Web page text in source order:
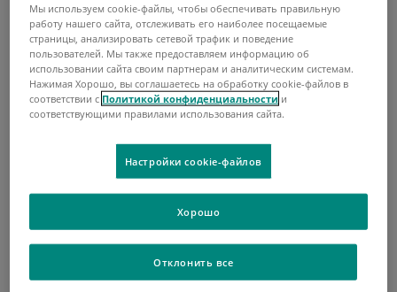
Мы используем cookie-файлы, чтобы обеспечивать правильную
работу нашего сайта, отслеживать его наиболее посещаемые
страницы, анализировать сетевой трафик и поведение
пользователей. Мы также предоставляем информацию об
использовании сайта своим партнерам и аналитическим системам.
Нажимая Хорошо, вы соглашаетесь на обработку cookie-файлов в
соответствии с Политикой конфиденциальности и
соответствующими правилами использования сайта.
Настройки cookie-файлов
Отклонить все
Хорошо